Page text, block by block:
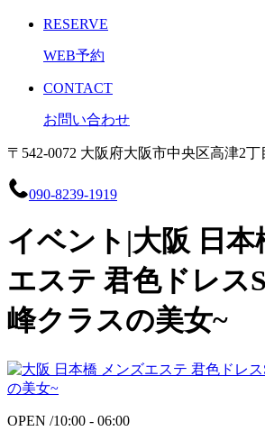
RESERVE
WEB予約
CONTACT
お問い合わせ
〒542-0072 大阪府大阪市中央区高津2丁
090-8239-1919
イベント|大阪 日
エステ 君色ドレス
峰クラスの美女~
OPEN /10:00 - 06:00